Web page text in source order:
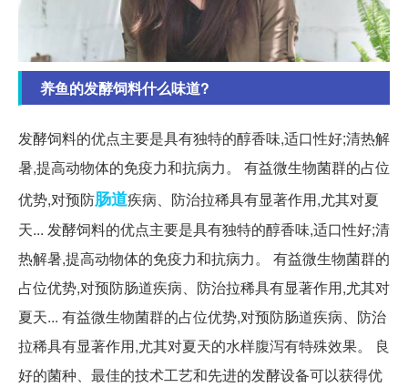
养鱼的发酵饲料什么味道?
发酵饲料的优点主要是具有独特的醇香味,适口性好;清热解
暑,提高动物体的免疫力和抗病力。 有益微生物菌群的占位
优势,对预防肠道疾病、防治拉稀具有显著作用,尤其对夏
天... 发酵饲料的优点主要是具有独特的醇香味,适口性好;清
热解暑,提高动物体的免疫力和抗病力。 有益微生物菌群的
占位优势,对预防肠道疾病、防治拉稀具有显著作用,尤其对
夏天... 有益微生物菌群的占位优势,对预防肠道疾病、防治
拉稀具有显著作用,尤其对夏天的水样腹泻有特殊效果。 良
好的菌种、最佳的技术工艺和先进的发酵设备可以获得优